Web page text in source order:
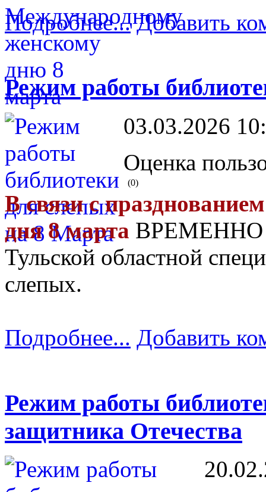
Подробнее... Добавить
Режим работы
03.03.2026
Оценка
(0)
В связи с
дня 8 марта ВРЕМЕННО
Тульской областной
слепых.
Подробнее... Добавить
Режим работы
защитника Отечества